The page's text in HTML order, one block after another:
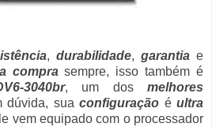
,durabilidade,garantia e
comprasempre, isso também é
3040br, um dos melhores
dúvida, sua configuração é ultra
vem equipado com o processador